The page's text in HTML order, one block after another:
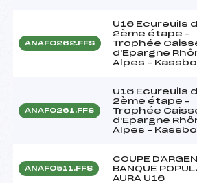
ANAF0262.FFS
U16 Ecureuils
2ème étape –
Trophée
d'Epargne
Alpes –
ANAF0261.FFS
U16 Ecureuils
2ème étape –
Trophée
d'Epargne
Alpes –
ANAF0511.FFS
COUPE
BANQUE
AURA U16